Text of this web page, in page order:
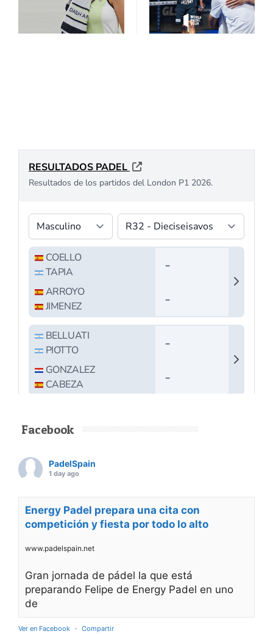
Facebook
PadelSpain
1 day ago
Energy Padel prepara una cita con
competición y fiesta por todo lo alto
www.padelspain.net
Gran jornada de pádel la que está
preparando Felipe de Energy Padel en uno
de
Ver en Facebook · Compartir